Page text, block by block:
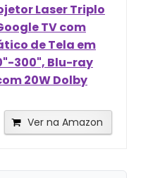
Laser Triplo
TV com
de Tela em
300", Blu-ray
20W Dolby
Ver na Amazon